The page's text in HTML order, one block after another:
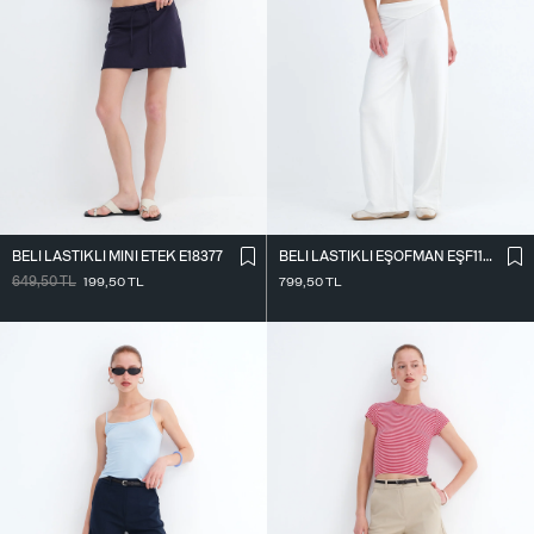
BELI LASTIKLI MINI ETEK E18377
649,50TL 199,50TL
BELI LASTIKLI EŞOFMAN EŞF11131
799,50TL